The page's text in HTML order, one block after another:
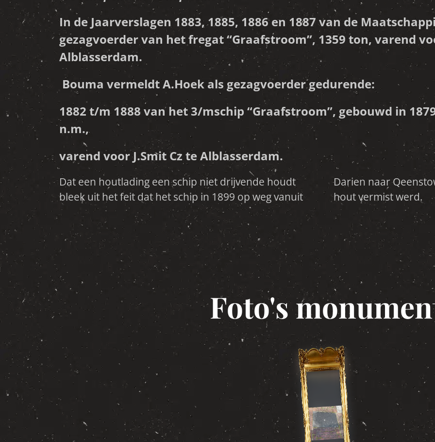
In de Jaarverslagen 1883, 1885, 1886 en 1887 van de
gezagvoerder van het fregat “Graafstroom”, 1359 ton, varend
Alblasserdam.
Bouma vermeldt A.Hoek als gezagvoerder gedurende:
1882 t/m 1888 van het 3/mschip “Graafstroom”, gebouwd in
n.m.,
varend voor J.Smit Cz te Alblasserdam.
Dat een houtlading een schip niet drijvende houdt
bleek uit het feit dat het schip in 1899 op weg vanuit
Darien naar Qeenstown en Dundee met een lading
hout vermist werd.
Foto's